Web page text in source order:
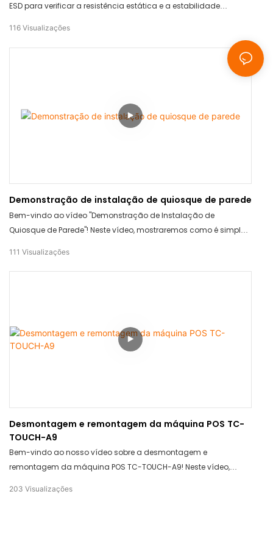
ESD para verificar a resistência estática e a estabilidade
tecnologia avançada e medições precisas, este produto
garante resultados precisos sempre. Diga adeus aos métodos
de teste não confiáveis ​​e invista no TC-TOUCH-A9S para sua
116 Visualizações
Demonstração de instalação de quiosque de parede
Bem-vindo ao vídeo "Demonstração de Instalação de
Quiosque de Parede"! Neste vídeo, mostraremos como é simples
elegante, durável e projetado para se integrar perfeitamente a
qualquer ambiente. Fique ligado para ver como ele pode elevar
111 Visualizações
Desmontagem e remontagem da máquina POS TC-
TOUCH-A9
Bem-vindo ao nosso vídeo sobre a desmontagem e
remontagem da máquina POS TC-TOUCH-A9! Neste vídeo,
última geração e como remontá-la. Dê uma olhada nos
203 Visualizações